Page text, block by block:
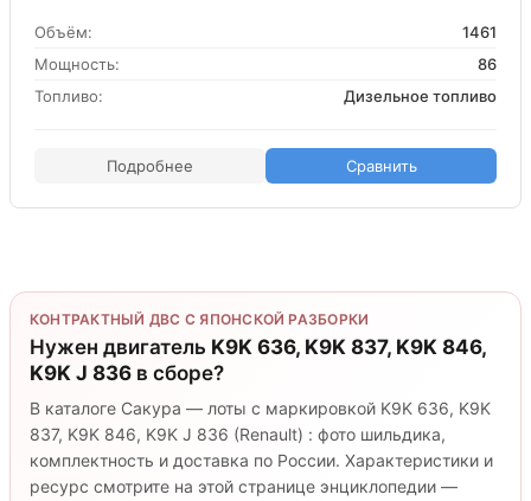
Объём:
1461
Мощность:
86
Топливо:
Дизельное топливо
Подробнее Сравнить
КОНТРАКТНЫЙ ДВС С ЯПОНСКОЙ РАЗБОРКИ
Нужен двигатель K9K 636, K9K 837, K9K 846,
K9K J 836 в сборе?
В каталоге Сакура — лоты с маркировкой K9K 636, K9K
837, K9K 846, K9K J 836 (Renault) : фото шильдика,
комплектность и доставка по России. Характеристики и
ресурс смотрите на этой странице энциклопедии —